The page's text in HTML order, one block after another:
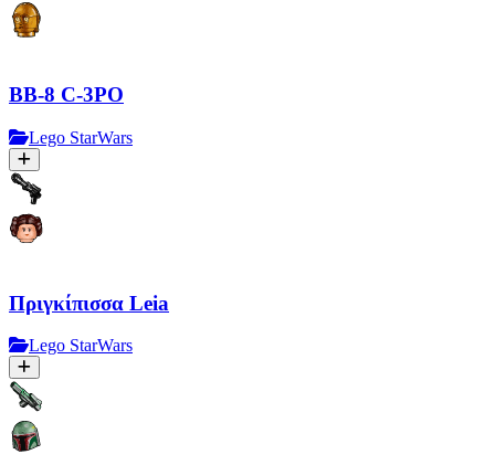
BB-8 C-3PO
Lego StarWars
Πριγκίπισσα Leia
Lego StarWars